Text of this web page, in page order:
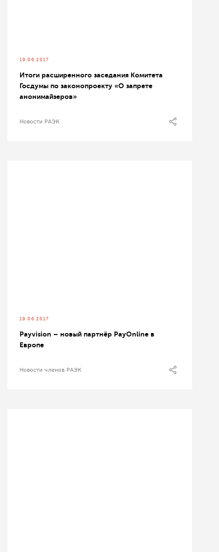
19.06.2017
Итоги расширенного заседания Комитета
Госдумы по законопроекту «О запрете
анонимайзеров»
Новости РАЭК
19.06.2017
Payvision – новый партнёр PayOnline в
Европе
Новости членов РАЭК